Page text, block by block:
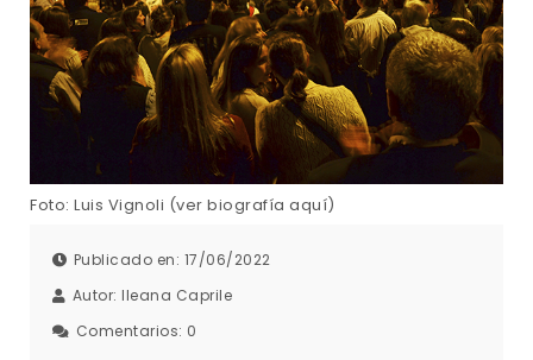
Foto: Luis Vignoli (ver biografía aquí)
Publicado en: 17/06/2022
Autor: Ileana Caprile
Comentarios: 0